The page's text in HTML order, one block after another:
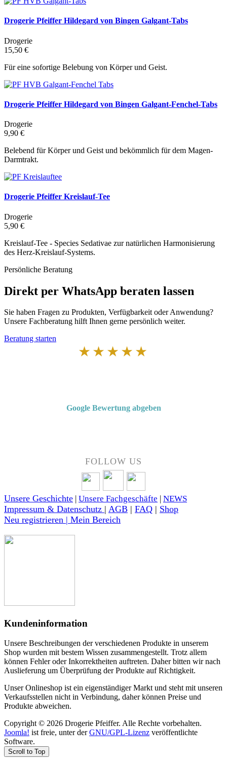
Drogerie Pfeiffer Hildegard von Bingen Galgant-Tabs
Drogerie
15,50 €
Für eine sofortige Belebung von Körper und Geist.
Drogerie Pfeiffer Hildegard von Bingen Galgant-Fenchel-Tabs
Drogerie
9,90 €
Belebend für Körper und Geist und bekömmlich für dem Magen-
Darmtrakt.
Drogerie Pfeiffer Kreislauf-Tee
Drogerie
5,90 €
Kreislauf-Tee - Species Sedativae zur natürlichen Harmonisierung
des Herz-Kreislauf-Systems.
Persönliche Beratung
Direkt per WhatsApp beraten lassen
Sie haben Fragen zu Produkten, Verfügbarkeit oder Anwendung?
Unsere Fachberatung hilft Ihnen gerne persönlich weiter.
Beratung starten
★★★★★
Google Bewertung abgeben
FOLLOW US
Unsere Geschichte Unsere Fachgeschäfte NEWS
Impressum & Datenschutz | AGB | FAQ | Shop
Neu registrieren | Mein Bereich
Kundeninformation
Unsere Beschreibungen der verschiedenen Produkte in unserem
Shop wurden mit bestem Wissen zusammengestellt. Trotz allem
können Fehler oder Inkorrektheiten auftreten. Daher bitten wir nach
Auslieferung um Überprüfung der Produkte auf Richtigkeit.
Unser Onlineshop ist ein eigenständiger Markt und steht mit unseren
Verkaufsstellen nicht in Verbindung, daher können Preise und
Produkte abweichen.
Copyright © 2026 Drogerie Pfeiffer. Alle Rechte vorbehalten.
Joomla! ist freie, unter derGNU/GPL-Lizenz veröffentlichte
Software.
Scroll to Top